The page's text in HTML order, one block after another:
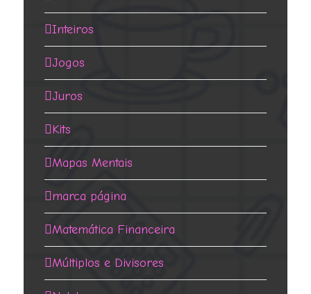
Inteiros
Jogos
Juros
Kits
Mapas Mentais
marca página
Matemática Financeira
Múltiplos e Divisores